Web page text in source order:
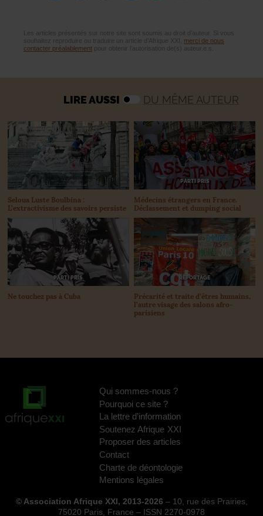
Les articles présentés sur notre site sont soumis au droit d’auteur. Si vous
souhaitez reproduire ou traduire un article d’Afrique XXI, merci de nous
contacter préalablement pour obtenir l’autorisation de(s) auteur.e.s.
LIRE AUSSI DU MÊME AUTEUR
Seloua Luste Boulbina :
L’extractivisme des savoirs persiste
PARTI PRIS
Médecins étrangers en France.
Déclassement et dumping social
PARTI PRIS
Ne touchez pas à Cuba
REPORTAGE
Précarité et traite d’êtres humains,
l’autre visage des salons afro-
parisiens
Qui sommes-nous ?
Pourquoi ce site ?
La lettre d’information
Soutenez Afrique XXI
Proposer des articles
Contact
Charte de déontologie
Mentions légales
© Association Afrique XXI, 2013-2026 – 10, rue des Prairies,
75020 Paris, France – ISSN 2270-0978